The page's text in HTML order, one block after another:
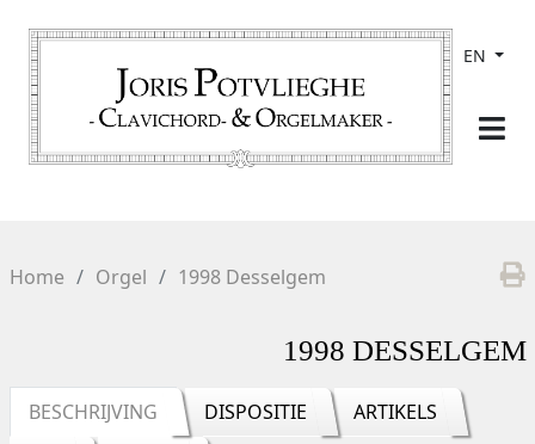
EN
Home Orgel 1998 Desselgem
1998 DESSELGEM
BESCHRIJVING DISPOSITIE
ARTIKELS